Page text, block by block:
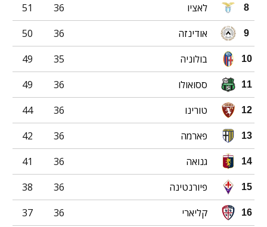
8 לאציו 36
51
9 אודינזה 36
50
10 בולוניה 35
49
11 ססואולו 36
49
12 טורינו 36
44
13 פארמה 36
42
14 גנואה 36
41
15 פיורנטינה 36
38
16 קליארי 36
37